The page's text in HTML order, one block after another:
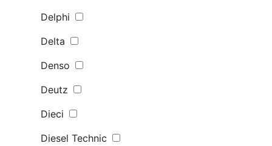
Delphi
Delta
Denso
Deutz
Dieci
Diesel Technic